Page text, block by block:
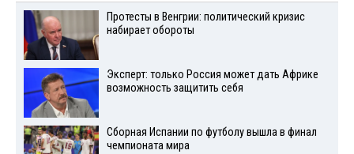
Протесты в Венгрии: политический кризис
набирает обороты
Эксперт: только Россия может дать Африке
возможность защитить себя
Сборная Испании по футболу вышла в финал
чемпионата мира